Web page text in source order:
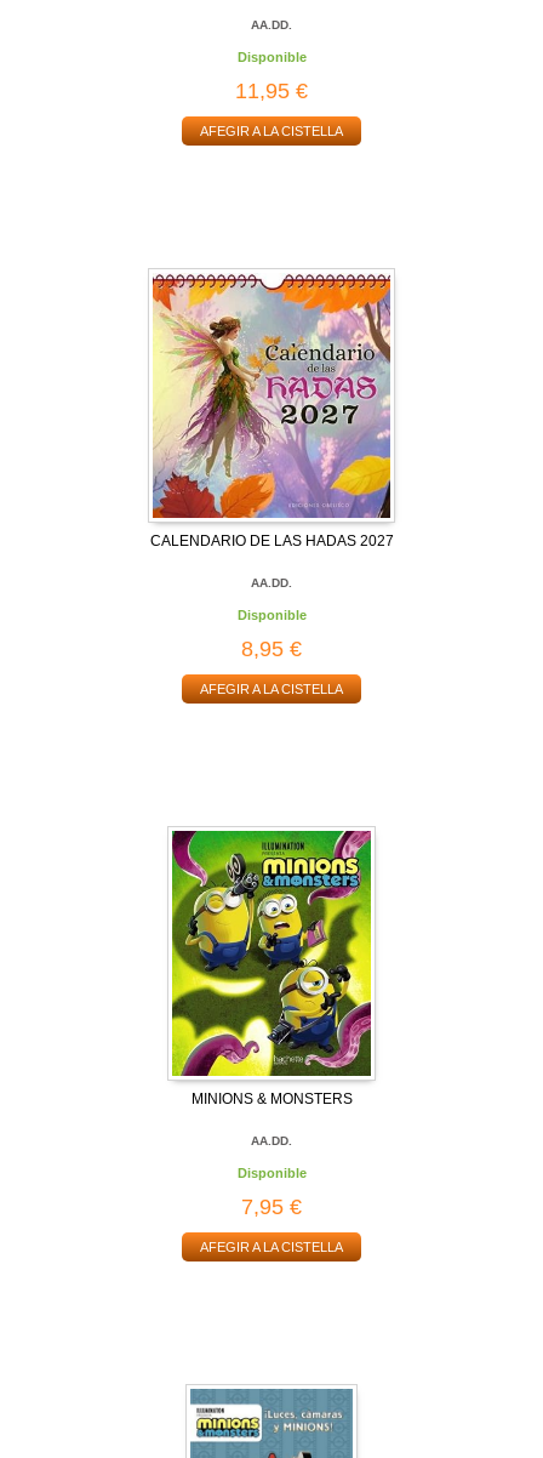
AA.DD.
Disponible
11,95 €
AFEGIR A LA CISTELLA
CALENDARIO DE LAS HADAS 2027
AA.DD.
Disponible
8,95 €
AFEGIR A LA CISTELLA
MINIONS & MONSTERS
AA.DD.
Disponible
7,95 €
AFEGIR A LA CISTELLA